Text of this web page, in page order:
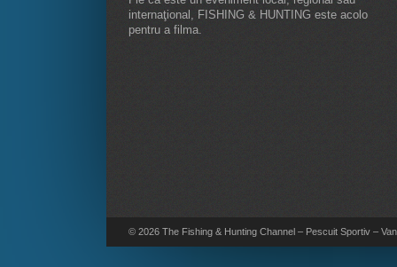
internaţional, FISHING & HUNTING este acolo
pentru a filma.
© 2026 The Fishing & Hunting Channel – Pescuit Sportiv –